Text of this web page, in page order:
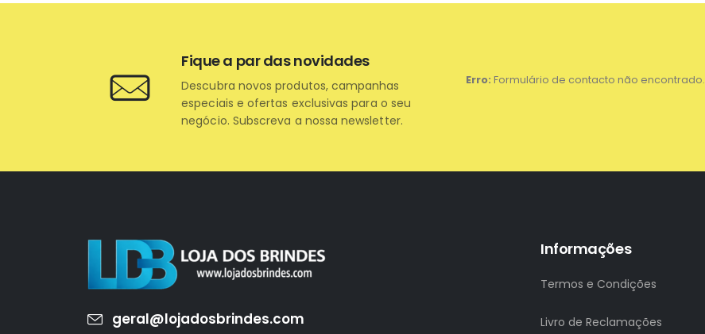
Erro: Formulário de contacto não encontrado.
Fique a par das novidades
Descubra novos produtos, campanhas
especiais e ofertas exclusivas para o seu
negócio. Subscreva a nossa newsletter.
geral@lojadosbrindes.com
Informações
Termos e Condições
Livro de Reclamações